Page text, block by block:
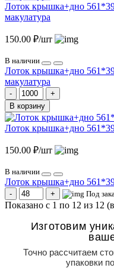
Лоток крышка+дно
макулатура
150.00 ₽/шт
В наличии
Лоток крышка+дно
макулатура
В корзину
Лоток крышка+дно
150.00 ₽/шт
В наличии
Лоток крышка+дно
Под
Показано с 1 по 12 из 12
Изготовим
Точно рассчитаем
упаковки